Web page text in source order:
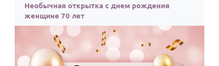
Необычная открытка с днем рождения
женщине 70 лет